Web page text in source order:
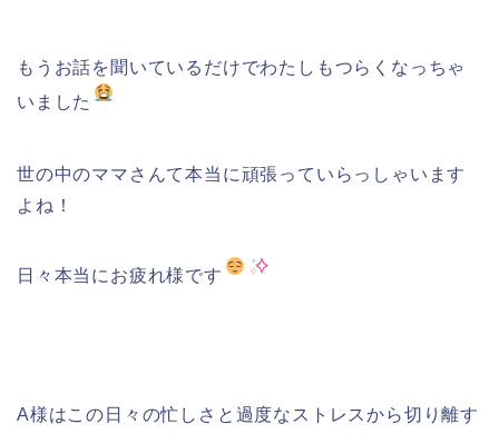
もうお話を聞いているだけでわたしもつらくなっちゃ
いました
世の中のママさんて本当に頑張っていらっしゃいます
よね！
日々本当にお疲れ様です
A様はこの日々の忙しさと過度なストレスから切り離す